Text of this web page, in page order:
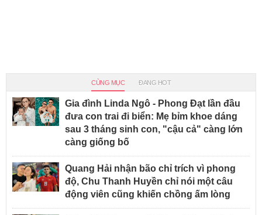
CÙNG MỤC ĐANG HOT
Gia đình Linda Ngô - Phong Đạt lần đầu
đưa con trai đi biển: Mẹ bỉm khoe dáng
sau 3 tháng sinh con, "cậu cả" càng lớn
càng giống bố
Quang Hải nhận bão chỉ trích vì phong
độ, Chu Thanh Huyền chỉ nói một câu
động viên cũng khiến chồng ấm lòng